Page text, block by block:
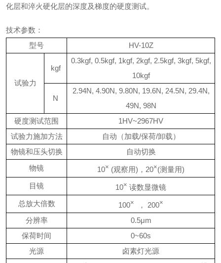
化层和淬火硬化层的深度及梯度的硬度测试。
技术参数：
型号
HV-10Z
试验力
kgf
0.3kgf, 0.5kgf, 1kgf, 2kgf, 2.5kgf, 3kgf, 5kgf,
10kgf
N
2.94N, 4.90N, 9.80N, 19.6N, 24.5N, 29.4N,
49N, 98N
硬度测试范围
1HV~2967HV
试验力施加方法
自动（加载/保荷/卸载）
物镜和压头切换
自动切换
物镜
10× (观察用) ， 20×(测量用)
目镜
10× 读数显微镜
总放大倍数
100× ， 200×
分辨率
0.5μm
保荷时间
0~60s
光源
卤素灯光源